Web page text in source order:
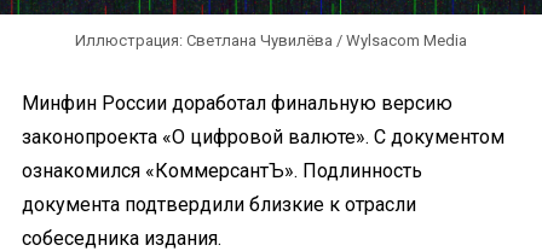
Иллюстрация: Светлана Чувилёва / Wylsacom Media
Минфин России доработал финальную версию
законопроекта «О цифровой валюте». С документом
ознакомился «КоммерсантЪ». Подлинность
документа подтвердили близкие к отрасли
собеседника издания.